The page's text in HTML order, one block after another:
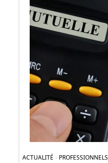
ACTUALITÉ PROFESSIONNELS